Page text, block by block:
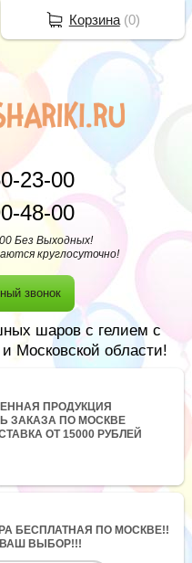
23-00
48-00
Без Выходных!
круглосуточно!
звонок
шаров с гелием с
Московской области!
ПРОДУКЦИЯ
ЗАКАЗА ПО МОСКВЕ
ОТ 15000 РУБЛЕЙ
БЕСПЛАТНАЯ ПО МОСКВЕ!!
ВЫБОР!!!
Корзина(0)